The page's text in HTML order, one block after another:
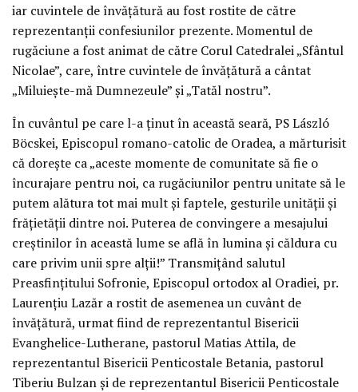
iar cuvintele de învăţătură au fost rostite de către
reprezentanţii confesiunilor prezente. Momentul de
rugăciune a fost animat de către Corul Catedralei „Sfântul
Nicolae”, care, între cuvintele de învăţătură a cântat
„Miluieşte-mă Dumnezeule” şi „Tatăl nostru”.
În cuvântul pe care l-a ţinut în această seară, PS László
Böcskei, Episcopul romano-catolic de Oradea, a mărturisit
că doreşte ca „aceste momente de comunitate să fie o
încurajare pentru noi, ca rugăciunilor pentru unitate să le
putem alătura tot mai mult şi faptele, gesturile unităţii şi
frăţietăţii dintre noi. Puterea de convingere a mesajului
creştinilor în această lume se află în lumina şi căldura cu
care privim unii spre alţii!” Transmiţând salutul
Preasfinţitului Sofronie, Episcopul ortodox al Oradiei, pr.
Laurenţiu Lazăr a rostit de asemenea un cuvânt de
învăţătură, urmat fiind de reprezentantul Bisericii
Evanghelice-Lutherane, pastorul Matias Attila, de
reprezentantul Bisericii Penticostale Betania, pastorul
Tiberiu Bulzan şi de reprezentantul Bisericii Penticostale